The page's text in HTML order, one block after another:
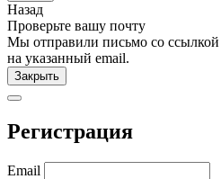
Назад
Проверьте вашу почту
Мы отправили письмо со ссылкой
на указанный email.
Закрыть
Регистрация
Email